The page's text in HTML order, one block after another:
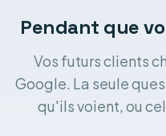
Pendant que
Vos futurs clients
Google. La seule
qu'ils voient, ou